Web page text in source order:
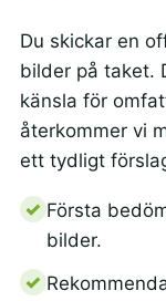
Du skickar en
bilder på taket.
känsla för
återkommer vi
ett tydligt
Första
bilder.